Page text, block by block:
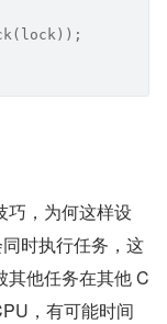
巧，为何这样设
时执行任务，这
其他任务在其他 C
，有可能时间